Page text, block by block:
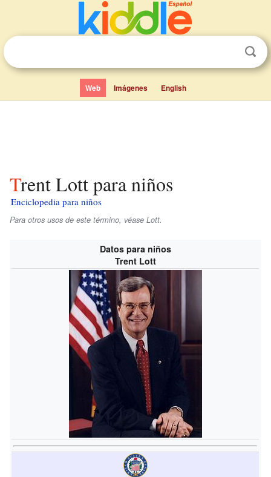
Web Imágenes English
Trent Lott para niños
Enciclopedia para niños
Para otros usos de este término, véase Lott.
Datos para niños
Trent Lott